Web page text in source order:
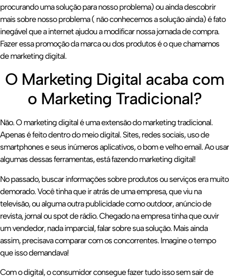
procurando uma solução para nosso problema) ou ainda descobrir
mais sobre nosso problema ( não conhecemos a solução ainda) é fato
inegável que a internet ajudou a modificar nossa jornada de compra.
Fazer essa promoção da marca ou dos produtos é o que chamamos
de marketing digital.
O Marketing Digital acaba com
o Marketing Tradicional?
Não. O marketing digital é uma extensão do marketing tradicional.
Apenas é feito dentro do meio digital. Sites, redes sociais, uso de
smartphones e seus inúmeros aplicativos, o bom e velho email. Ao usar
algumas dessas ferramentas, está fazendo marketing digital!
No passado, buscar informações sobre produtos ou serviços era muito
demorado. Você tinha que ir atrás de uma empresa, que viu na
televisão, ou alguma outra publicidade como outdoor, anúncio de
revista, jornal ou spot de rádio. Chegado na empresa tinha que ouvir
um vendedor, nada imparcial, falar sobre sua solução. Mais ainda
assim, precisava comparar com os concorrentes. Imagine o tempo
que isso demandava!
Com o digital, o consumidor consegue fazer tudo isso sem sair de